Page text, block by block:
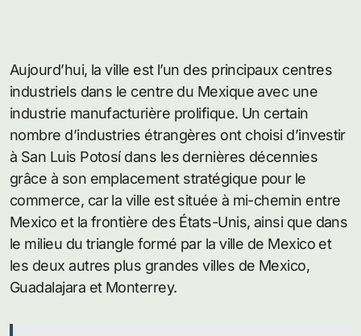
Aujourd’hui, la ville est l’un des principaux centres
industriels dans le centre du Mexique avec une
industrie manufacturière prolifique. Un certain
nombre d’industries étrangères ont choisi d’investir
à San Luis Potosí dans les dernières décennies
grâce à son emplacement stratégique pour le
commerce, car la ville est située à mi-chemin entre
Mexico et la frontière des États-Unis, ainsi que dans
le milieu du triangle formé par la ville de Mexico et
les deux autres plus grandes villes de Mexico,
Guadalajara et Monterrey.